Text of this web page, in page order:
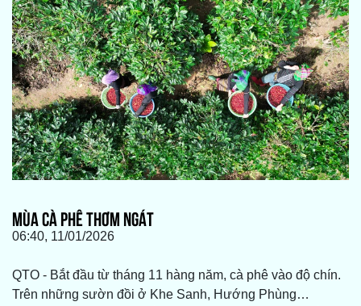
MÙA CÀ PHÊ THƠM NGÁT
06:40, 11/01/2026
QTO - Bắt đầu từ tháng 11 hàng năm, cà phê vào độ chín.
Trên những sườn đồi ở Khe Sanh, Hướng Phùng…